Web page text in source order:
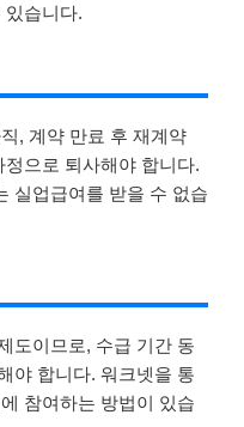
있습니다.
, 계약 만료 후 재계약
으로 퇴사해야 합니다.
실업급여를 받을 수 없습
도이므로, 수급 기간 동
야 합니다. 워크넷을 통
참여하는 방법이 있습